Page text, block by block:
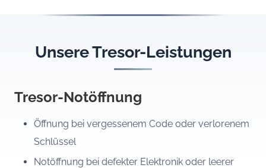
Unsere Tresor-Leistungen
Tresor-Notöffnung
Öffnung bei vergessenem Code oder verlorenem
Schlüssel
Notöffnung bei defekter Elektronik oder leerer